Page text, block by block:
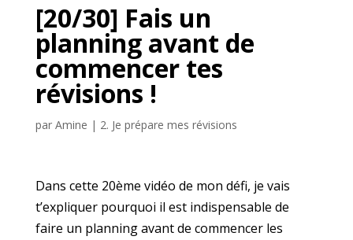
[20/30] Fais un
planning avant de
commencer tes
révisions !
par Amine | 2. Je prépare mes révisions
Dans cette 20ème vidéo de mon défi, je vais
t’expliquer pourquoi il est indispensable de
faire un planning avant de commencer les